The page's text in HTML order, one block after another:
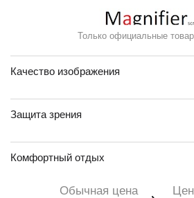
Только официальные
Качество изображения
Защита зрения
Комфортный отдых
Обычная цена